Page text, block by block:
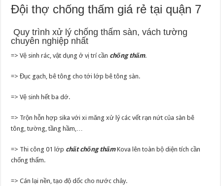
Đội thợ chống thấm giá rẻ tại quận 7
Quy trình xử lý chống thấm sàn, vách tường
chuyên nghiệp nhất
=> Vệ sinh rác, vật dụng ở vị trí cần chống thấm.
=> Đục gạch, bê tông cho tới lớp bê tông sàn.
=> Vệ sinh hết ba dớ.
=> Trộn hỗn hợp sika với xi măng xử lý các vết rạn nứt của sàn bê
tông, tường, tầng hầm,…
=> Thi công 01 lớp chất chống thấm Kova lên toàn bộ diện tích cần
chống thấm.
=> Cán lại nền, tạo độ dốc cho nước chảy.